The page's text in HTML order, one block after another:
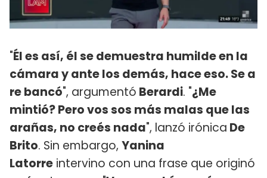
"Él es así, él se demuestra humilde en la
cámara y ante los demás, hace eso. Se a
re bancó", argumentó Berardi. "¿Me
mintió? Pero vos sos más malas que las
arañas, no creés nada", lanzó irónica De
Brito. Sin embargo, Yanina
Latorre intervino con una frase que originó